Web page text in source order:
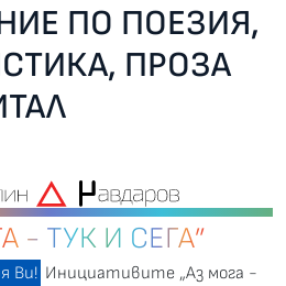
ПО ПОЕЗИЯ,
ПРОЗА
- ТУК И СЕГА”
Ви! Инициативите „Аз мога -